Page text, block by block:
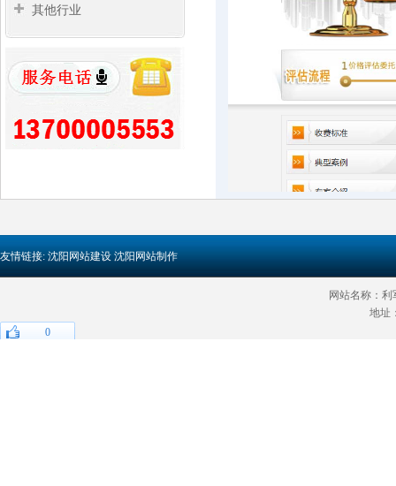
其他行业
友情链接: 沈阳网站建设 沈阳网站制作
网站名称：利
地址
0